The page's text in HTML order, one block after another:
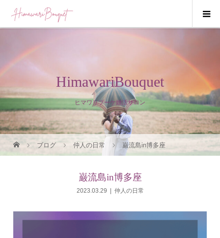
HimawariBouquet
ヒマワリブーケ婚活サロン
ブログ 仲人の日常 巌流島in博多座
巌流島in博多座
2023.03.29 仲人の日常